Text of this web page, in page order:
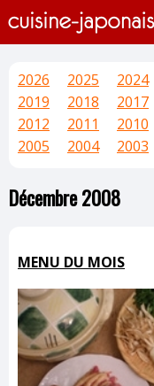
2026 2025 2024
2019
2018 2017
2012
2011 2010
2005
2004 2003
Décembre 2008
MENU DU MOIS